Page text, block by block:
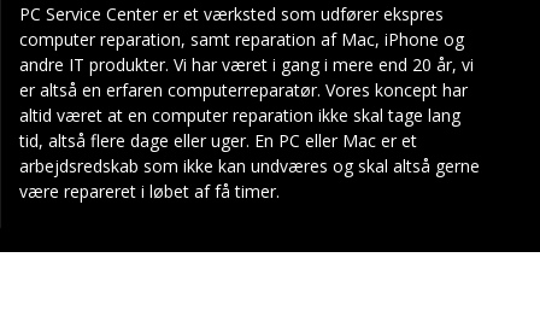
PC Service Center er et værksted som udfører ekspres
computer reparation, samt reparation af Mac, iPhone og
andre IT produkter. Vi har været i gang i mere end 20 år, vi
er altså en erfaren computerreparatør. Vores koncept har
altid været at en computer reparation ikke skal tage lang
tid, altså flere dage eller uger. En PC eller Mac er et
arbejdsredskab som ikke kan undværes og skal altså gerne
være repareret i løbet af få timer.